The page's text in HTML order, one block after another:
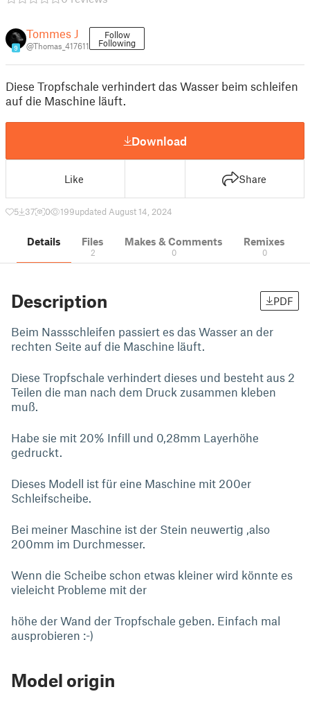
9
Tommes J
@Thomas_417611
Follow
Following
Diese Tropfschale verhindert das Wasser beim schleifen
auf die Maschine läuft.
Download
Like Share
5 37 0 199updated August 14, 2024
Details Files
2
Makes & Comments
0
Remixes
0
Description PDF
Beim Nassschleifen passiert es das Wasser an der
rechten Seite auf die Maschine läuft.
Diese Tropfschale verhindert dieses und besteht aus 2
Teilen die man nach dem Druck zusammen kleben
muß.
Habe sie mit 20% Infill und 0,28mm Layerhöhe
gedruckt.
Dieses Modell ist für eine Maschine mit 200er
Schleifscheibe.
Bei meiner Maschine ist der Stein neuwertig ,also
200mm im Durchmesser.
Wenn die Scheibe schon etwas kleiner wird könnte es
vieleicht Probleme mit der
höhe der Wand der Tropfschale geben. Einfach mal
ausprobieren :-)
Model origin